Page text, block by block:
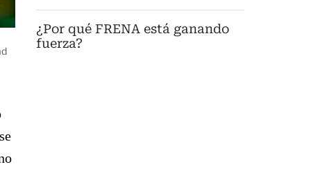
¿Por qué FRENA está ganando
fuerza?